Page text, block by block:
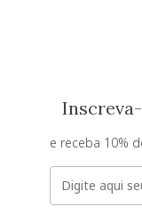
e receba 10%
E-mail